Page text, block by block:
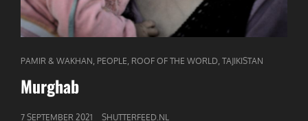
CAT
LINKS
PAMIR & WAKHAN PEOPLE ROOF OF THE WORLD TAJIKISTAN
Murghab
GEPUBLICEERD
7 SEPTEMBER 2021 SHUTTERFEED.NL